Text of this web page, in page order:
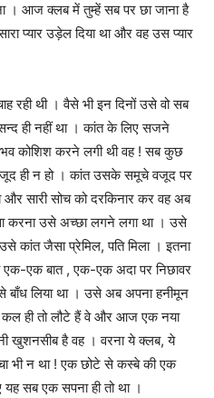
। आज क्लब में तुम्हें सब पर छा जाना है
प्यार उड़ेल दिया था और वह उस प्यार
रही थी । वैसे भी इन दिनों उसे वो सब
ही नहीं था । कांत के लिए सजने
कोशिश करने लगी थी वह ! सब कुछ
ही न हो । कांत उसके समूचे वजूद पर
और सारी सोच को दरकिनार कर वह अब
करना उसे अच्छा लगने लगा था । उसे
कांत जैसा प्रेमिल,पति मिला । इतना
एक बात , एक-एक अदा पर निछावर
बाँध लिया था । उसे अब अपना हनीमून
कल ही तो लौटे हैं वे और आज एक नया
खुशनसीब है वह । वरना ये क्लब,ये
भी न था ! एक छोटे से कस्बे की एक
सब एक सपना ही तो था ।